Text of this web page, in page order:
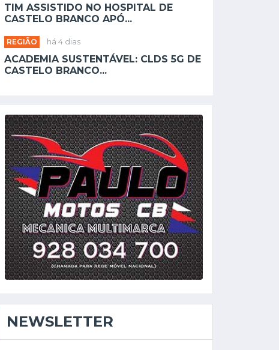
TIM ASSISTIDO NO HOSPITAL DE
CASTELO BRANCO APÓ...
REGIÃO há 4 dias
ACADEMIA SUSTENTÁVEL: CLDS 5G DE
CASTELO BRANCO...
NEWSLETTER